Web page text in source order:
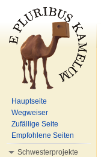
Hauptseite
Wegweiser
Zufällige Seite
Empfohlene Seiten
Schwesterprojekte